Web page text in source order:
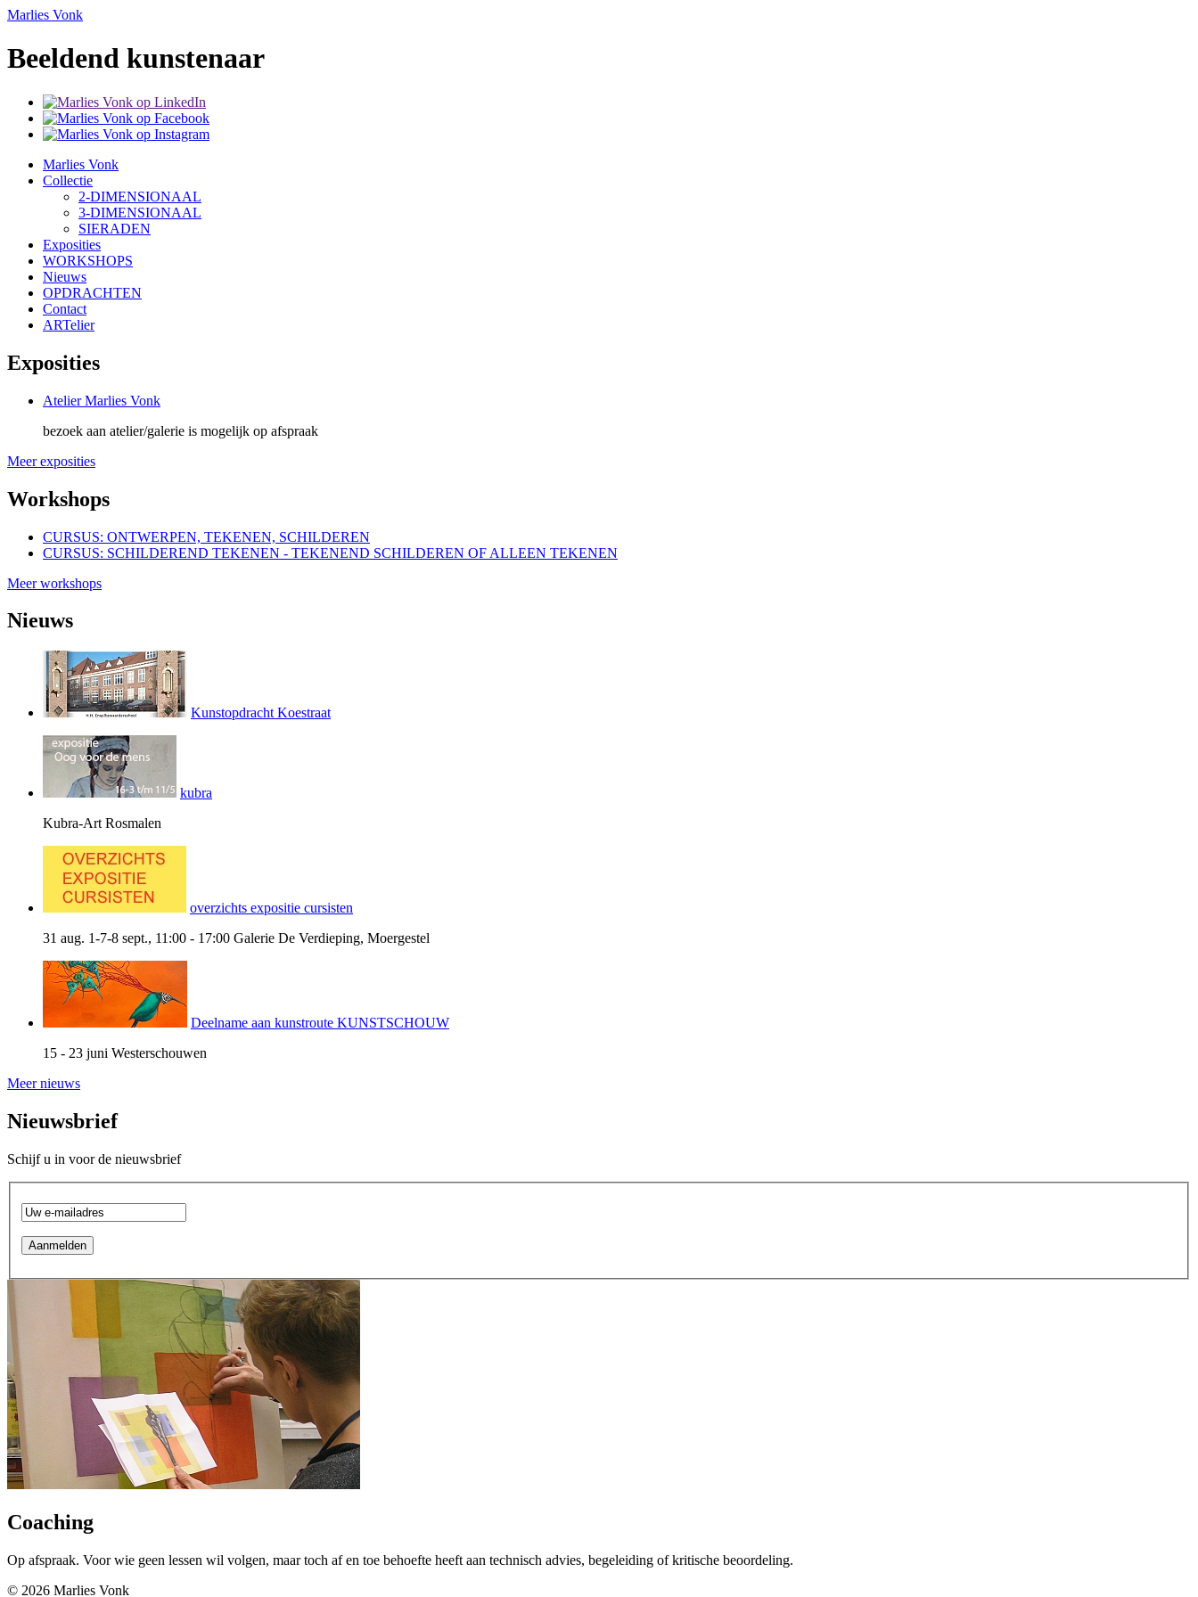
Marlies Vonk
Beeldend kunstenaar
Marlies Vonk
Collectie
2-DIMENSIONAAL
3-DIMENSIONAAL
SIERADEN
Exposities
WORKSHOPS
Nieuws
OPDRACHTEN
Contact
ARTelier
Exposities
Atelier Marlies Vonk
bezoek aan atelier/galerie is mogelijk op afspraak
Meer exposities
Workshops
CURSUS: ONTWERPEN, TEKENEN, SCHILDEREN
CURSUS: SCHILDEREND TEKENEN - TEKENEND SCHILDEREN OF ALLEEN TEKENEN
Meer workshops
Nieuws
Kunstopdracht Koestraat
kubra
Kubra-Art Rosmalen
overzichts expositie cursisten
31 aug. 1-7-8 sept., 11:00 - 17:00 Galerie De Verdieping, Moergestel
Deelname aan kunstroute KUNSTSCHOUW
15 - 23 juni Westerschouwen
Meer nieuws
Nieuwsbrief
Schijf u in voor de nieuwsbrief
Coaching
Op afspraak. Voor wie geen lessen wil volgen, maar toch af en toe behoefte heeft aan technisch advies, begeleiding of kritische beoordeling.
© 2026 Marlies Vonk